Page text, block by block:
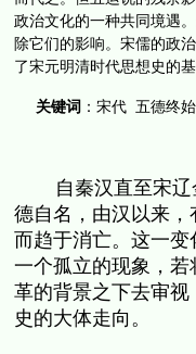
政治文化的一种共同境遇
除它们的影响。宋儒的政
了宋元明清时代思想史的基
关键词 ：宋代 五德终
自秦汉直至宋
德自名，由汉以来，
而趋于消亡。这一
一个孤立的现象，
革的背景之下去审
史的大体走向。